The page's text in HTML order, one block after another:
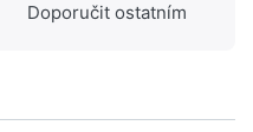
Doporučit ostatním